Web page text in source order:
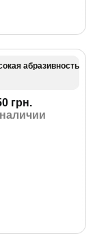
абразивность
грн.